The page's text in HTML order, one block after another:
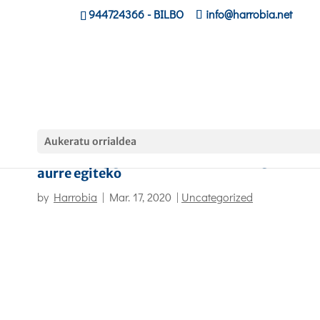
944724366- BILBO info@harrobia.net
Aukeratu orrialdea
aurre egiteko
by Harrobia | Mar. 17, 2020 | Uncategorized